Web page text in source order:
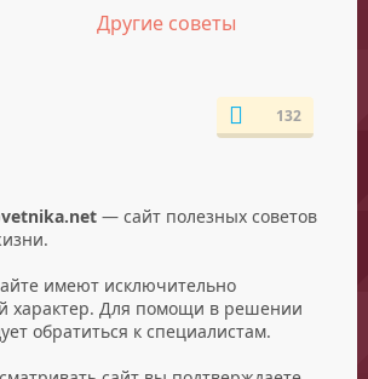
Другие советы
132
— сайт полезных советов
имеют исключительно
характер. Для помощи в решении
обратиться к специалистам.